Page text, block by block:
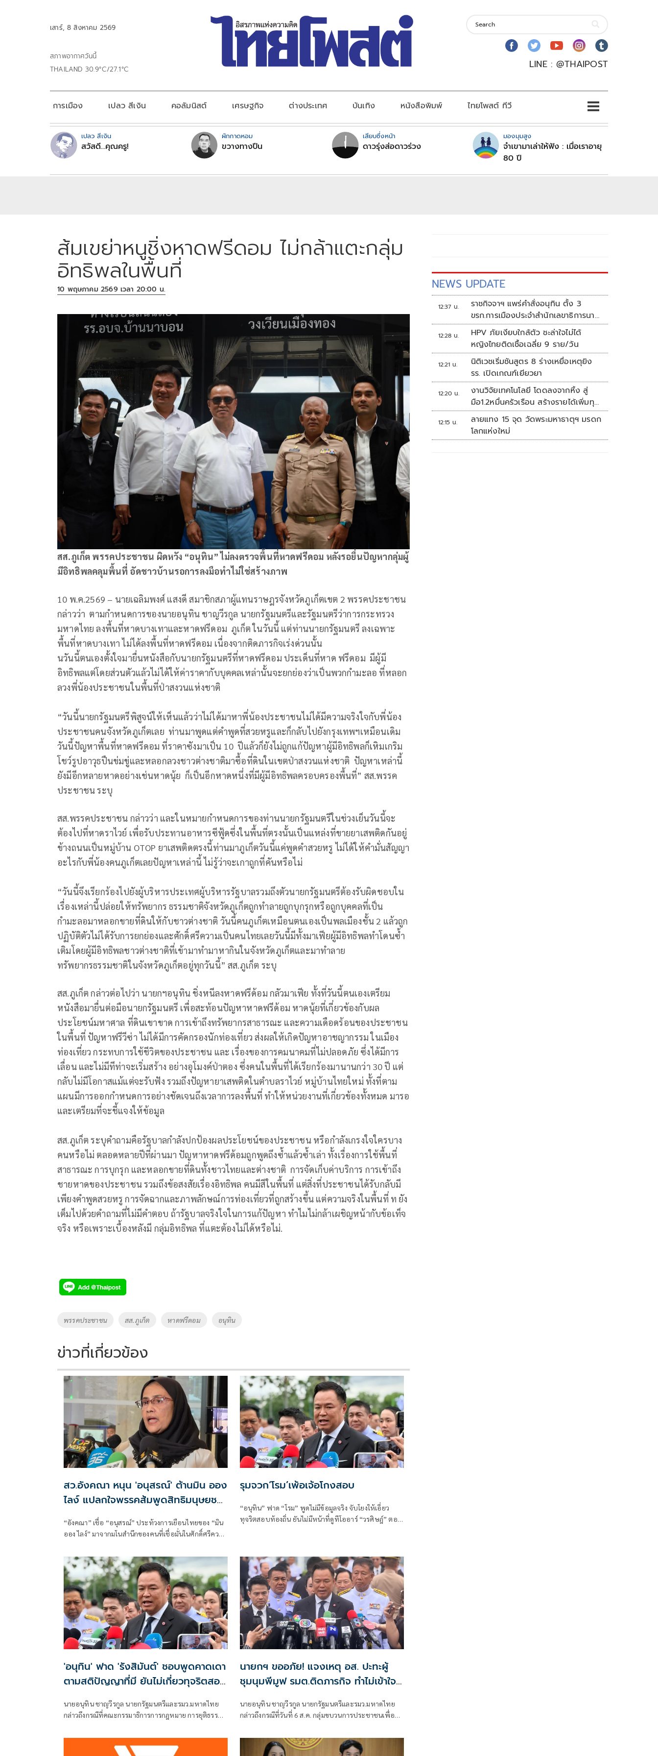
เสาร์, 8 สิงหาคม 2569
สภาพอากาศวันนี้
THAILAND 30.9°C/27.1°C
LINE : @THAIPOST
การเมือง เปลว สีเงิน คอลัมนิสต์ เศรษฐกิจ ต่างประเทศ บันเทิง หนังสือพิมพ์ ไทยโพสต์ ทีวี
เปลว สีเงิน
สวัสดี...คุณครู!
ผักกาดหอม
ขวางทางปืน
เสียบซึ่งหน้า
ดาวรุ่งส่อดาวร่วง
มองมุมสูง
จำเขามาเล่าให้ฟัง : เมื่อเราอายุ
80 ปี
ส้มเขย่าหนูชิ่งหาดฟรีดอม ไม่กล้าแตะกลุ่ม
อิทธิพลในพื้นที่
10 พฤษภาคม 2569 เวลา 20:00 น.
สส.ภูเก็ต พรรคประชาชน ผิดหวัง “อนุทิน” ไม่ลงตรวจพื้นที่หาดฟรีดอม หลังรอยื่นปัญหากลุ่มผู้
มีอิทธิพลคลุมพื้นที่ อัดชาวบ้านรอการลงมือทำไม่ใช่สร้างภาพ
10 พ.ค.2569 – นายเฉลิมพงศ์ แสงดี สมาชิกสภาผู้แทนราษฎรจังหวัดภูเก็ตเขต 2 พรรคประชาชน
กล่าวว่า ตามกำหนดการของนายอนุทิน ชาญวีรกูล นายกรัฐมนตรีและรัฐมนตรีว่าการกระทรวง
มหาดไทย ลงพื้นที่หาดบางเทาและหาดฟรีดอม ภูเก็ต ในวันนี้ แต่ท่านนายกรัฐมนตรี ลงเฉพาะ
พื้นที่หาดบางเทา ไม่ได้ลงพื้นที่หาดฟรีดอม เนื่องจากติดภารกิจเร่งด่วนนั้น
นวันนี้ตนเองตั้งใจมายื่นหนังสือกับนายกรัฐมนตรีที่หาดฟรีดอม ประเด็นที่หาด ฟรีดอม มีผู้มี
อิทธิพลแต่โดยส่วนตัวแล้วไม่ได้ให้ค่าราคากับบุคคลเหล่านั้นจะยกย่องว่าเป็นพวกกำมะลอ ที่หลอก
ลวงพี่น้องประชาชนในพื้นที่ป่าสงวนแห่งชาติ
“วันนี้นายกรัฐมนตรีพิสูจน์ให้เห็นแล้วว่าไม่ได้มาหาพี่น้องประชาชนไม่ได้มีความจริงใจกับพี่น้อง
ประชาชนคนจังหวัดภูเก็ตเลย ท่านมาพูดแต่คำพูดที่สวยหรูและก็กลับไปยังกรุงเทพฯเหมือนเดิม
วันนี้ปัญหาพื้นที่หาดฟรีดอม ที่ราคาซังมาเป็น 10 ปีแล้วก็ยังไม่ถูกแก้ปัญหาผู้มีอิทธิพลก็เหิมเกริม
โชว์รูปอาวุธปืนข่มขู่และหลอกลวงชาวต่างชาติมาซื้อที่ดินในเขตป่าสงวนแห่งชาติ ปัญหาเหล่านี้
ยังมีอีกหลายหาดอย่างเช่นหาดนุ้ย ก็เป็นอีกหาดหนึ่งที่มีผู้มีอิทธิพลครอบครองพื้นที่” สส.พรรค
ประชาชน ระบุ
สส.พรรคประชาชน กล่าวว่า และในหมายกำหนดการของท่านนายกรัฐมนตรีในช่วงเย็นวันนี้จะ
ต้องไปที่หาดราไวย์ เพื่อรับประทานอาหารซีฟู้ดซึ่งในพื้นที่ตรงนั้นเป็นแหล่งที่ขายยาเสพติดกันอยู่
ข้างถนนเป็นหมู่บ้าน OTOP ยาเสพติดตรงนี้ท่านมาภูเก็ตวันนี้แค่พูดคำสวยหรู ไม่ได้ให้คำมั่นสัญญา
อะไรกับพี่น้องคนภูเก็ตเลยปัญหาเหล่านี้ ไม่รู้ว่าจะเกาถูกที่คันหรือไม่
“วันนี้จึงเรียกร้องไปยังผู้บริหารประเทศผู้บริหารรัฐบาลรวมถึงตัวนายกรัฐมนตรีต้องรับผิดชอบใน
เรื่องเหล่านี้ปล่อยให้ทรัพยากร ธรรมชาติจังหวัดภูเก็ตถูกทำลายถูกบุกรุกหรือถูกบุคคลที่เป็น
กำมะลอมาหลอกขายที่ดินให้กับชาวต่างชาติ วันนี้คนภูเก็ตเหมือนตนเองเป็นพลเมืองชั้น 2 แล้วถูก
ปฏิบัติตัวไม่ได้รับการยกย่องและศักดิ์ศรีความเป็นคนไทยเลยวันนี้มีทั้งมาเฟียผู้มีอิทธิพลทำโดนซ้ำ
เติมโดยผู้มีอิทธิพลชาวต่างชาติที่เข้ามาทำมาหากินในจังหวัดภูเก็ตและมาทำลาย
ทรัพยากรธรรมชาติในจังหวัดภูเก็ตอยู่ทุกวันนี้” สส.ภูเก็ต ระบุ
สส.ภูเก็ต กล่าวต่อไปว่า นายกฯอนุทิน ชิ่งหนีลงหาดฟรีด้อม กลัวมาเฟีย ทั้งที่วันนี้ตนเองเตรียม
หนังสือมายื่นต่อมือนายกรัฐมนตรี เพื่อสะท้อนปัญหาหาดฟรีด้อม หาดนุ้ยที่เกี่ยวข้องกับผล
ประโยชน์มหาศาล ที่ดินเขาขาด การเข้าถึงทรัพยากรสาธารณะ และความเดือดร้อนของประชาชน
ในพื้นที่ ปัญหาฟรีวีซ่า ไม่ได้มีการคัดกรองนักท่องเที่ยว ส่งผลให้เกิดปัญหาอาชญากรรม ในเมือง
ท่องเที่ยว กระทบการใช้ชีวิตของประชาชน และ เรื่องของการคมนาคมที่ไม่ปลอดภัย ซึ่งได้มีการ
เลื่อน และไม่มีทีท่าจะเริ่มสร้าง อย่างอุโมงค์ป่าตอง ซึ่งคนในพื้นที่ได้เรียกร้องมานานกว่า 30 ปี แต่
กลับไม่มีโอกาสแม้แต่จะรับฟัง รวมถึงปัญหายาเสพติดในตำบลราไวย์ หมู่บ้านไทยใหม่ ทั้งที่ตาม
แผนมีการออกกำหนดการอย่างชัดเจนถึงเวลาการลงพื้นที่ ทำให้หน่วยงานที่เกี่ยวข้องทั้งหมด มารอ
และเตรียมที่จะชี้แจงให้ข้อมูล
สส.ภูเก็ต ระบุคำถามคือรัฐบาลกำลังปกป้องผลประโยชน์ของประชาชน หรือกำลังเกรงใจใครบาง
คนหรือไม่ ตลอดหลายปีที่ผ่านมา ปัญหาหาดฟรีด้อมถูกพูดถึงซ้ำแล้วซ้ำเล่า ทั้งเรื่องการใช้พื้นที่
สาธารณะ การบุกรุก และหลอกขายที่ดินทั้งชาวไทยและต่างชาติ การจัดเก็บค่าบริการ การเข้าถึง
ชายหาดของประชาชน รวมถึงข้อสงสัยเรื่องอิทธิพล คนมีสีในพื้นที่ แต่สิ่งที่ประชาชนได้รับกลับมี
เพียงคำพูดสวยหรู การจัดฉากและภาพลักษณ์การท่องเที่ยวที่ถูกสร้างขึ้น แต่ความจริงในพื้นที่ ท ยัง
เต็มไปด้วยคำถามที่ไม่มีคำตอบ ถ้ารัฐบาลจริงใจในการแก้ปัญหา ทำไมไม่กล้าเผชิญหน้ากับข้อเท็จ
จริง หรือเพราะเบื้องหลังมี กลุ่มอิทธิพล ที่แตะต้องไม่ได้หรือไม่.
Tags
พรรคประชาชน สส.ภูเก็ต หาดฟรีดอม อนุทิน
ข่าวที่เกี่ยวข้อง
สว.อังคณา หนุน 'อนุสรณ์' ต้านมิน ออง
ไลง์ แปลกใจพรรคส้มพูดสิทธิมนุษยชน
แต่กลับเงียบ
“อังคณา” เชื่อ “อนุสรณ์” ประท้วงการเยือนไทยของ “มิน
ออง ไลง์” มาจากมโนสำนึกของคนที่เชื่อมั่นในศักดิ์ศรีความ
รุมจวก‘โรม’เพ้อเจ้อโกงสอบ
“อนุทิน” ฟาด “โรม” พูดไม่มีข้อมูลจริง จับโยงให้เอี่ยว
ทุจริตสอบท้องถิ่น ยันไม่มีหน้าที่ดูทีโออาร์ “วรศิษฎ์” ตอก
'อนุทิน' ฟาด 'รังสิมันต์' ชอบพูดคาดเดา
ตามสติปัญญาที่มี ยันไม่เกี่ยวทุจริตสอบ
นายอนุทิน ชาญวีรกูล นายกรัฐมนตรีและรมว.มหาดไทย
กล่าวถึงกรณีที่คณะกรรมาธิการการกฎหมาย การยุติธรรม
เป็นประธานกรรมาธิการ มีการอ้างชื่อนายกรัฐมนตรี
เข้าไปเกี่ยวข้องกับการทุจริตสอบท้องถิ่น
นายกฯ ขออภัย! แจงเหตุ อส. ปะทะผู้
ชุมนุมพีมูฟ รมต.ติดภารกิจ ทำไม่เข้าใจ
นายอนุทิน ชาญวีรกูล นายกรัฐมนตรีและรมว.มหาดไทย
กล่าวถึงกรณีที่วันที่ 6 ส.ค. กลุ่มขบวนการประชาชนเพื่อ
กระทรวงมหาดไทย ได้มีการกำชับเพื่อไม่ให้เกิดการบาน
ปลายอย่างไรหรือไม่ ว่า เมื่อวันที่ 6 ส.ค.
NEWS UPDATE
12:37 น.
ราชกิจจาฯ แพร่คำสั่งอนุทิน ตั้ง 3
ขรก.การเมืองประจำสำนักเลขาธิการนา
ยกฯ
12:28 น.
HPV ภัยเงียบใกล้ตัว ชะล่าใจไม่ได้
หญิงไทยติดเชื้อเฉลี่ย 9 ราย/วัน
12:21 น.
นิติเวชเริ่มชันสูตร 8 ร่างเหยื่อเหตุยิง
รร. เปิดเกณฑ์เยียวยา
12:20 น.
งานวิจัยเทคโนโลยี โดดลงจากหิ้ง สู่
มือ1.2หมื่นครัวเรือน สร้างรายได้เพิ่มทุก
เดือน
12:15 น.
ลายแทง 15 จุด วัดพระมหาธาตุฯ มรดก
โลกแห่งใหม่